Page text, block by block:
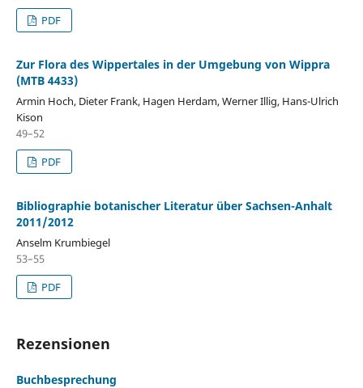
PDF
Zur Flora des Wippertales in der Umgebung von Wippra
(MTB 4433)
Armin Hoch, Dieter Frank, Hagen Herdam, Werner Illig, Hans-Ulrich
Kison
49–52
PDF
Bibliographie botanischer Literatur über Sachsen-Anhalt
2011/2012
Anselm Krumbiegel
53–55
PDF
Rezensionen
Buchbesprechung